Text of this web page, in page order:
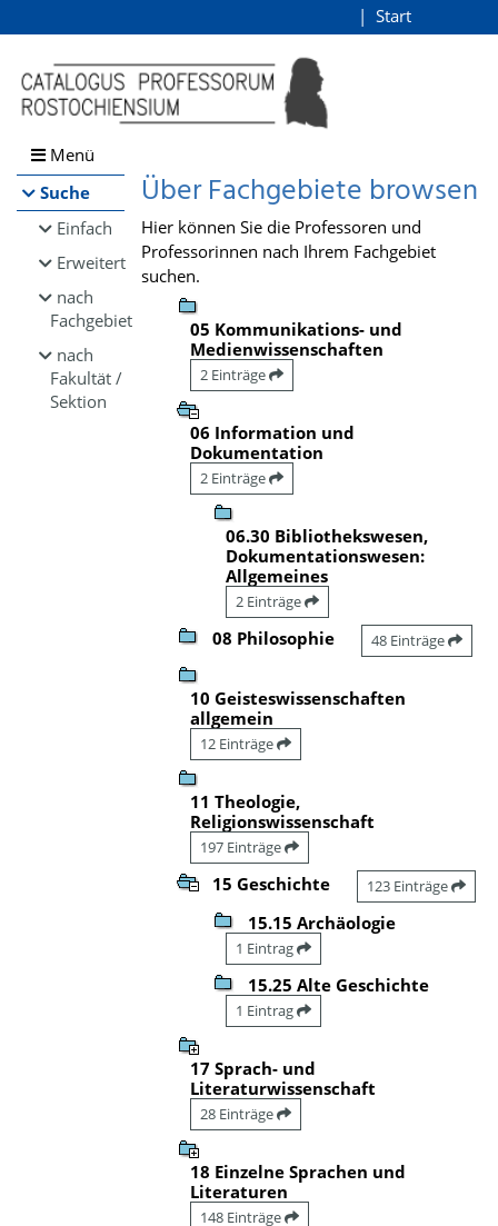
Browsen
direkt zum Inhalt
Start
Menü
Suche
Einfach
Erweitert
nach
Fachgebiet
nach
Fakultät /
Sektion
Über Fachgebiete browsen
Hier können Sie die Professoren und
Professorinnen nach Ihrem Fachgebiet
suchen.
05 Kommunikations- und
Medienwissenschaften
2 Einträge
06 Information und
Dokumentation
2 Einträge
06.30 Bibliothekswesen,
Dokumentationswesen:
Allgemeines
2 Einträge
08 Philosophie 48 Einträge
10 Geisteswissenschaften
allgemein
12 Einträge
11 Theologie,
Religionswissenschaft
197 Einträge
15 Geschichte 123 Einträge
15.15 Archäologie
1 Eintrag
15.25 Alte Geschichte
1 Eintrag
17 Sprach- und
Literaturwissenschaft
28 Einträge
18 Einzelne Sprachen und
Literaturen
148 Einträge